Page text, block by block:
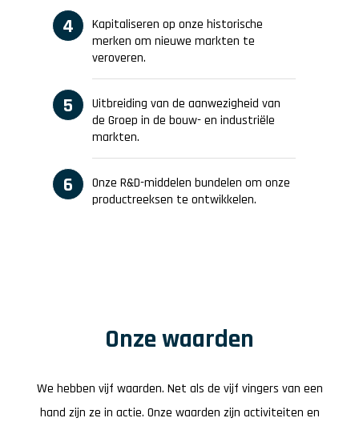
Kapitaliseren op onze historische
merken om nieuwe markten te
veroveren.
Uitbreiding van de aanwezigheid van
de Groep in de bouw- en industriële
markten.
Onze R&D-middelen bundelen om onze
productreeksen te ontwikkelen.
Onze waarden
We hebben vijf waarden. Net als de vijf vingers van een
hand zijn ze in actie. Onze waarden zijn activiteiten en